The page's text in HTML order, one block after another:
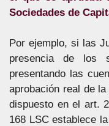
Sociedades de
Por ejemplo, si las
presencia de los
presentando las
aprobación real de
dispuesto en el art.
168 LSC establece